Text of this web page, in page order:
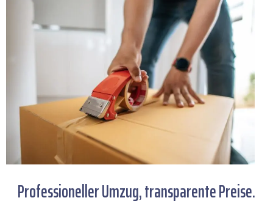
Professioneller Umzug, transparente Preise.